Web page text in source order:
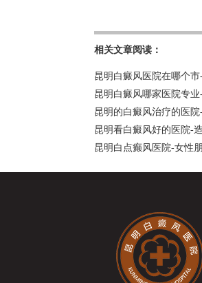
相关文章阅读：
昆明白癜风医院在哪个
昆明白癜风哪家医院专
昆明的白癜风治疗的医
昆明看白癜风好的医院-
昆明白点癫风医院-女性